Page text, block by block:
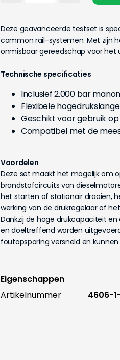
Deze geavanceerde testset is
common rail-systemen. Met zijn
onmisbaar gereedschap voor het
Technische specificaties
Inclusief 2.000 bar
Flexibele
Geschikt voor gebruik
Compatibel met de
Voordelen
Deze set maakt het mogelijk om
brandstofcircuits van
het starten of stationair draaien,
werking van de drukregelaar of
Dankzij de hoge drukcapaciteit
en doeltreffend worden
foutopsporing versneld en
Eigenschappen
Artikelnummer
4606-